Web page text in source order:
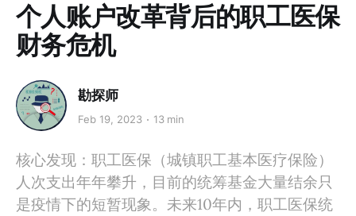
个人账户改革背后的职工医保
财务危机
勘探师
Feb 19, 2023 13 min
核心发现：职工医保（城镇职工基本医疗保险）
人次支出年年攀升，目前的统筹基金大量结余只
是疫情下的短暂现象。未来10年内，职工医保统